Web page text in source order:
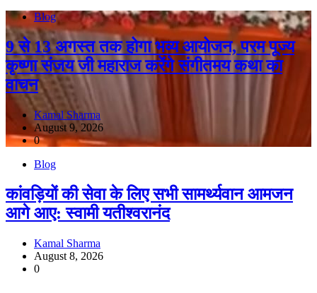
Blog
9 से 13 अगस्त तक होगा भव्य आयोजन, परम पूज्य
कृष्णा संजय जी महाराज करेंगे संगीतमय कथा का
वाचन
Kamal Sharma
August 9, 2026
0
Blog
कांवड़ियों की सेवा के लिए सभी सामर्थ्यवान आमजन
आगे आए: स्वामी यतीश्वरानंद
Kamal Sharma
August 8, 2026
0